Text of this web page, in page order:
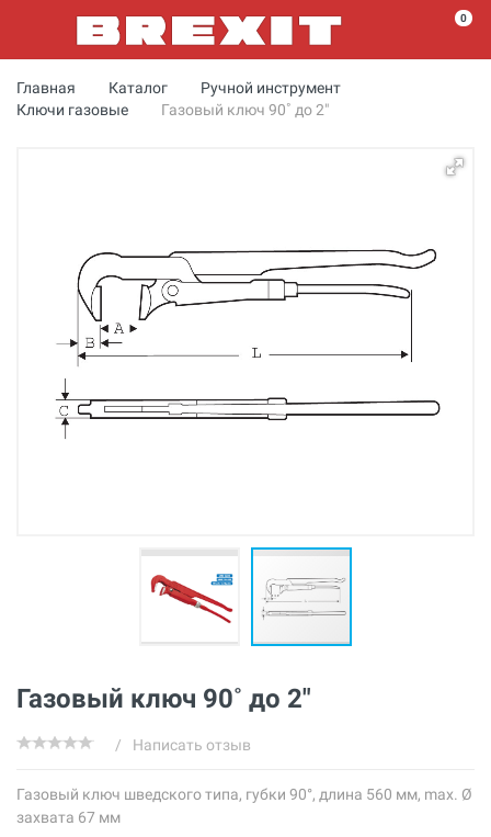
0
Главная Каталог
Ручной инструмент
Ключи газовые
Газовый ключ 90˚ до 2"
Газовый ключ 90˚ до 2"
/ Написать отзыв
Газовый ключ шведского типа, губки 90°, длина 560 мм, max. Ø
захвата 67 мм